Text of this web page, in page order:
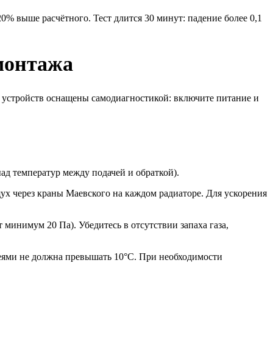
выше расчётного. Тест длится 30 минут: падение более 0,1
оснащены самодиагностикой: включите питание и
температур между подачей и обраткой).
через краны Маевского на каждом радиаторе. Для ускорения
20 Па). Убедитесь в отсутствии запаха газа,
не должна превышать 10°C. При необходимости